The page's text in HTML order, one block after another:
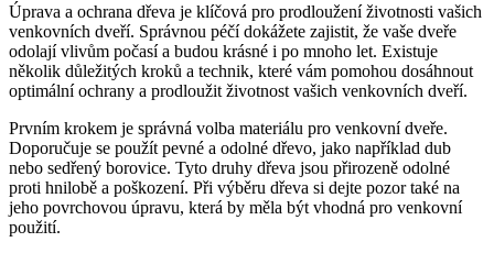
Úprava a ochrana dřeva je klíčová pro prodloužení životnosti vašich
venkovních dveří. Správnou péčí dokážete zajistit, že vaše dveře
odolají vlivům počasí a budou krásné i po mnoho let. Existuje
několik důležitých kroků a technik, které vám pomohou dosáhnout
optimální ochrany a prodloužit životnost vašich venkovních dveří.
Prvním krokem je správná volba materiálu pro venkovní dveře.
Doporučuje se použít pevné a odolné dřevo, jako například dub
nebo sedřený borovice. Tyto druhy dřeva jsou přirozeně odolné
proti hnilobě a poškození. Při výběru dřeva si dejte pozor také na
jeho povrchovou úpravu, která by měla být vhodná pro venkovní
použití.